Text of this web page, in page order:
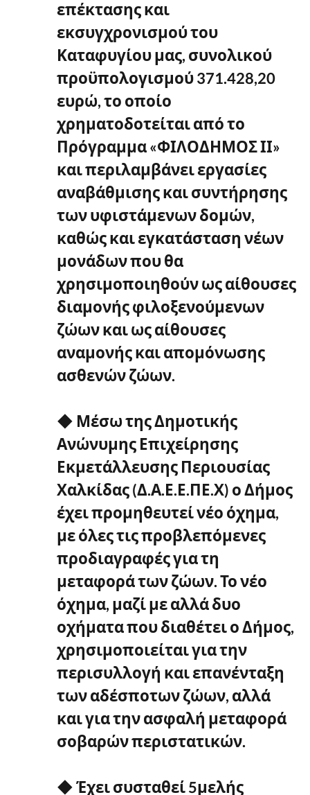
επέκτασης και
εκσυγχρονισμού του
Καταφυγίου μας, συνολικού
προϋπολογισμού 371.428,20
ευρώ, το οποίο
χρηματοδοτείται από το
Πρόγραμμα «ΦΙΛΟΔΗΜΟΣ ΙΙ»
και περιλαμβάνει εργασίες
αναβάθμισης και συντήρησης
των υφιστάμενων δομών,
καθώς και εγκατάσταση νέων
μονάδων που θα
χρησιμοποιηθούν ως αίθουσες
διαμονής φιλοξενούμενων
ζώων και ως αίθουσες
αναμονής και απομόνωσης
ασθενών ζώων.
◆ Μέσω της Δημοτικής
Ανώνυμης Επιχείρησης
Εκμετάλλευσης Περιουσίας
Χαλκίδας (Δ.Α.Ε.Ε.ΠΕ.Χ) ο Δήμος
έχει προμηθευτεί νέο όχημα,
με όλες τις προβλεπόμενες
προδιαγραφές για τη
μεταφορά των ζώων. Το νέο
όχημα, μαζί με αλλά δυο
οχήματα που διαθέτει ο Δήμος,
χρησιμοποιείται για την
περισυλλογή και επανένταξη
των αδέσποτων ζώων, αλλά
και για την ασφαλή μεταφορά
σοβαρών περιστατικών.
◆ Έχει συσταθεί 5μελής